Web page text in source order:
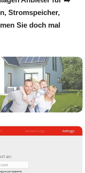
Stromspeicher,
Sie doch mal